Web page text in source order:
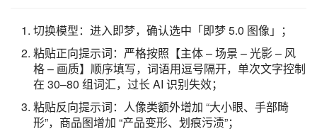
切换模型：进入即梦，确认选中「即梦 5.0 图像」；
粘贴正向提示词：严格按照【主体 – 场景 – 光影 – 风
格 – 画质】顺序填写，词语用逗号隔开，单次文字控制
在 30–80 组词汇，过长 AI 识别失效；
粘贴反向提示词：人像类额外增加 “大小眼、手部畸
形”，商品图增加 “产品变形、划痕污渍”；